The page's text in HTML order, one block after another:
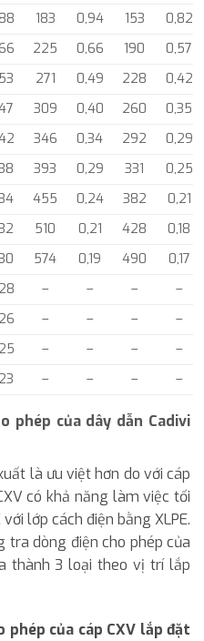
183 0,94 153
0,82
225 0,66 190
0,57
271 0,49 228
0,42
309 0,40 260
0,35
346 0,34 292
0,29
393 0,29 331
0,25
455 0,24 382
0,21
510 0,21 428
0,18
574 0,19 490
0,17
– – –
–
– – –
–
– – –
–
– – – –
phép của dây dẫn Cadivi
là ưu việt hơn do với cáp
có khả năng làm việc tối
lớp cách điện bằng XLPE.
tra dòng điện cho phép của
thành 3 loại theo vị trí lắp
của cáp CXV lắp đặt